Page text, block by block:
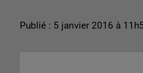
Publié : 5 janvier 2016 à